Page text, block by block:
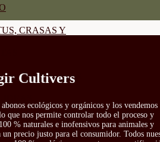
CRASAS Y
DE INTERIOR
Cultivers
ecológicos y orgánicos y los vendemos
que nos permite controlar todo el proceso y
% naturales e inofensivos para animales y
un precio justo para el consumidor. Todos